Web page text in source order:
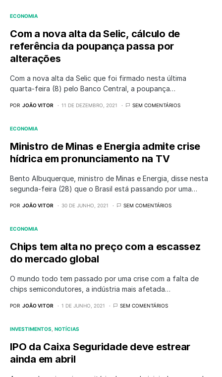
ECONOMIA
Com a nova alta da Selic, cálculo de
referência da poupança passa por
alterações
Com a nova alta da Selic que foi firmado nesta última
quarta-feira (8) pelo Banco Central, a poupança…
POR JOÃO VITOR 11 DE DEZEMBRO, 2021 SEM COMENTÁRIOS
ECONOMIA
Ministro de Minas e Energia admite crise
hídrica em pronunciamento na TV
Bento Albuquerque, ministro de Minas e Energia, disse nesta
segunda-feira (28) que o Brasil está passando por uma…
POR JOÃO VITOR 30 DE JUNHO, 2021 SEM COMENTÁRIOS
ECONOMIA
Chips tem alta no preço com a escassez
do mercado global
O mundo todo tem passado por uma crise com a falta de
chips semicondutores, a indústria mais afetada…
POR JOÃO VITOR 1 DE JUNHO, 2021 SEM COMENTÁRIOS
INVESTIMENTOS NOTÍCIAS
IPO da Caixa Seguridade deve estrear
ainda em abril